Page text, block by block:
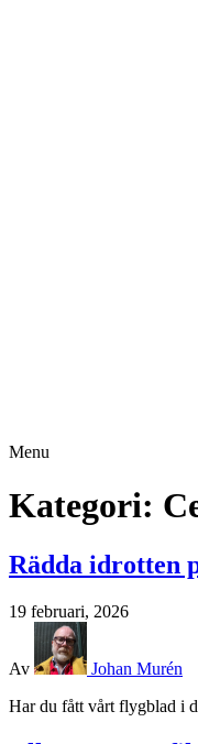
Menu
Kategori:
Rädda idrotten
19 februari, 2026
Av
Johan Murén
Har du fått vårt flygblad i